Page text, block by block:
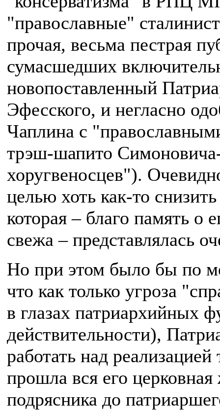
"православные"
прочая, весьма пестрая
сумасшедших
новопоставленный
Эфесского, и негласно
Чаплина с
трэш-шапито
хоругвеносцев").
целью хоть как-то
которая – благо память
свежа – представлялась
Но при этом было бы по
что как только угроза
в глазах патриархийных
действительности),
работать над
прошла вся его
подрясника до